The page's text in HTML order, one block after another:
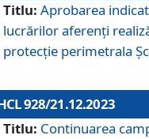
Titlu: Aprobarea
lucrărilor aferenți
protecție perimetrala
928/21.12.2023
Titlu: Continuarea